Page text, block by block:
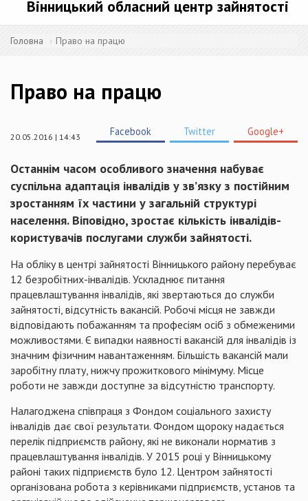
Вінницький обласний центр зайнятості
Головна Право на працю
Право на працю
20.05.2016 | 14:43 Facebook Twitter Google+
Останнім часом особливого значення набуває
суспільна адаптація інвалідів у зв’язку з постійним
зростанням їх частини у загальній структурі
населення. Віповідно, зростає кількість інвалідів-
користувачів послугами служби зайнятості.
На обліку в центрі зайнятості Вінницького району перебуває
12 безробітних-інвалідів. Ускладнює питання
працевлаштування інвалідів, які звертаються до служби
зайнятості, відсутність вакансій. Робочі місця не завжди
відповідають побажанням та професіям осіб з обмеженими
можливостями. Є випадки наявності вакансій для інвалідів із
значним фізичним навантаженням. Більшість вакансій мали
заробітну плату, нижчу прожиткового мінімуму. Місце
роботи не завжди доступне за відсутністю транспорту.
Налагоджена співпраця з Фондом соціального захисту
інвалідів дає свої результати. Фондом щороку надається
перелік підприємств району, які не виконали норматив з
працевлаштування інвалідів. У 2015 році у Вінницькому
районі таких підприємств було 12. Центром зайнятості
організована робота з керівниками підприємств, установ та